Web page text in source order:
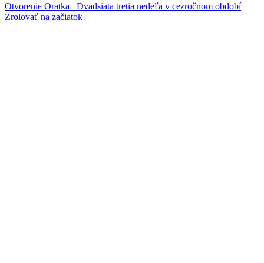
Otvorenie Oratka
Dvadsiata tretia nedeľa v cezročnom období
Zrolovať na začiatok